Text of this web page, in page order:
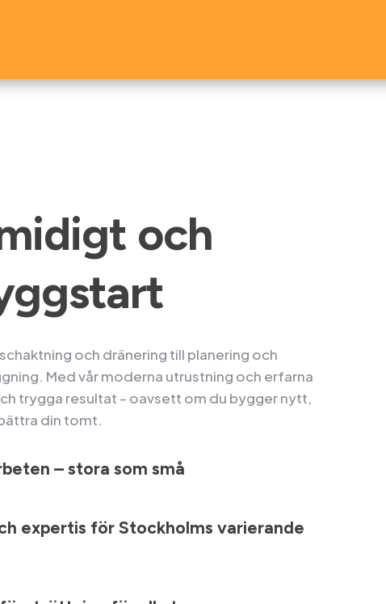
och
och dränering till planering och
Med vår moderna utrustning och erfarna
trygga resultat – oavsett om du bygger nytt,
din tomt.
– stora som små
expertis för Stockholms varierande